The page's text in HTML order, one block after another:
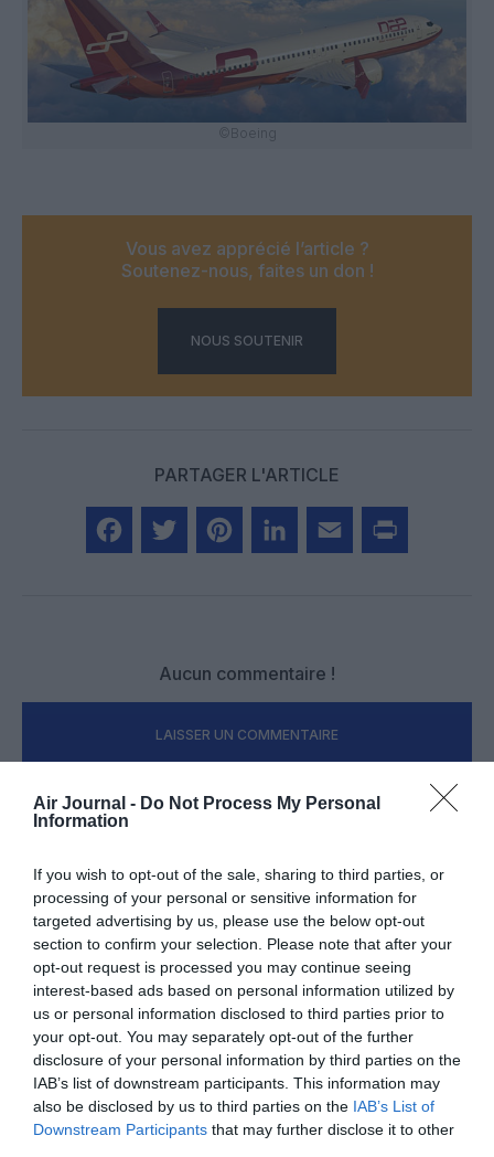
Air Journal - Do Not Process My Personal
Information
If you wish to opt-out of the sale, sharing to third parties, or
processing of your personal or sensitive information for
targeted advertising by us, please use the below opt-out
section to confirm your selection. Please note that after your
opt-out request is processed you may continue seeing
interest-based ads based on personal information utilized by
us or personal information disclosed to third parties prior to
your opt-out. You may separately opt-out of the further
disclosure of your personal information by third parties on the
IAB’s list of downstream participants. This information may
also be disclosed by us to third parties on the IAB’s List of
Downstream Participants that may further disclose it to other
©Boeing
Vous avez apprécié l’article ?
Soutenez-nous, faites un don !
NOUS SOUTENIR
PARTAGER L'ARTICLE
Aucun commentaire !
LAISSER UN COMMENTAIRE
Appel aux lecteurs !
Soutenez Air Journal participezà son
développement !
NOUS SOUTENIR